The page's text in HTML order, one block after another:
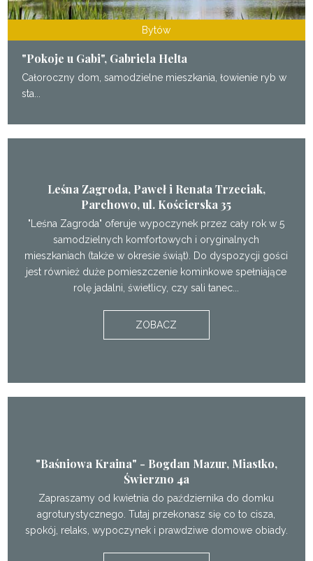
Bytów
"Pokoje u Gabi", Gabriela Helta
Całoroczny dom, samodzielne mieszkania, łowienie ryb w
sta...
Leśna Zagroda, Paweł i Renata Trzeciak,
Parchowo, ul. Kościerska 35
"Leśna Zagroda" oferuje wypoczynek przez cały rok w 5
samodzielnych komfortowych i oryginalnych
mieszkaniach (także w okresie świąt). Do dyspozycji gości
jest również duże pomieszczenie kominkowe spełniające
rolę jadalni, świetlicy, czy sali tanec...
ZOBACZ
"Baśniowa Kraina" - Bogdan Mazur, Miastko,
Świerzno 4a
Zapraszamy od kwietnia do października do domku
agroturystycznego. Tutaj przekonasz się co to cisza,
spokój, relaks, wypoczynek i prawdziwe domowe obiady.